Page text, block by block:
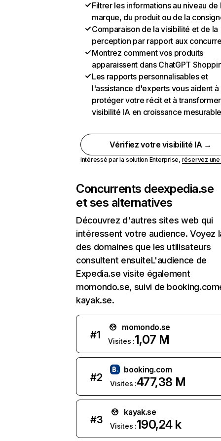
Filtrer les informations au niveau de
marque, du produit ou de la
Comparaison de la visibilité et de la
perception par rapport aux
Montrez comment vos produits
apparaissent dans ChatGPT
Les rapports personnalisables et
l'assistance d'experts vous aident à
protéger votre récit et à
visibilité IA en croissance
Vérifiez votre visibilité IA →
Intéressé par la solution Enterprise, réservez
Concurrents deexpedia.se
et ses alternatives
Découvrez d'autres sites web qui
intéressent votre audience. Voyez
des domaines que les utilisateurs
consultent ensuiteL'audience de
Expedia.se visite également
momondo.se, suivi de
kayak.se.
#1
momondo.se
Visites :1,07 M
#2
booking.com
Visites :477,38 M
#3
kayak.se
Visites :190,24 k